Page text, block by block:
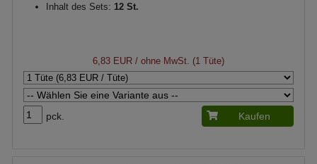
Inhalt des Sets: 12 St.
6,83 EUR / ohne MwSt. (1 Tüte)
pck. Kaufen